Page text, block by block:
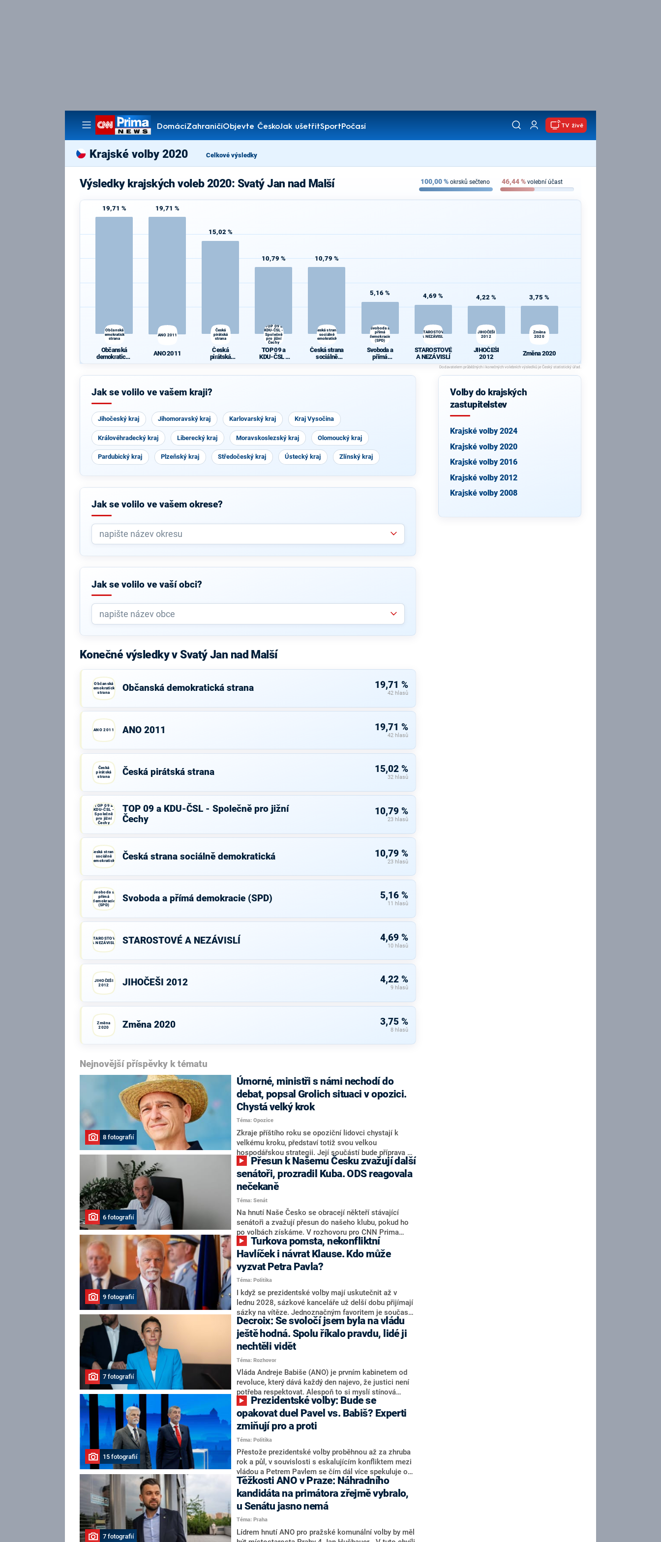
DomácíZahraničíObjevte ČeskoJak ušetřitSportPočasí
Pořady
TV živě
Krajské volby 2020 Celkové výsledky
Výsledky krajských voleb 2020: Svatý Jan nad Malší 100,00% okrsků sečteno 46,44% volební účast
19,71 %
Občanská
demokratická
strana
Občanská
demokratická
19,71 %
ANO 2011
ANO 2011
15,02 %
Česká
pirátská
strana
Česká
pirátská
10,79 %
TOP 09 a
KDU-ČSL -
Společně
pro jižní
Čechy
TOP 09 a
KDU-ČSL -
10,79 %
Česká strana
sociálně
demokratická
Česká strana
sociálně
5,16 %
Svoboda a
přímá
demokracie
(SPD)
Svoboda a
přímá
demokracie
4,69 %
STAROSTOVÉ
A NEZÁVISLÍ
STAROSTOVÉ
A NEZÁVISLÍ
4,22 %
JIHOČEŠI
2012
JIHOČEŠI
2012
3,75 %
Změna
2020
Změna 2020
Jak se volilo ve vašem kraji?
Jihočeský kraj Jihomoravský kraj Karlovarský kraj Kraj Vysočina
Královéhradecký kraj Liberecký kraj Moravskoslezský kraj Olomoucký kraj
Pardubický kraj Plzeňský kraj Středočeský kraj Ústecký kraj Zlínský kraj
Jak se volilo ve vašem okrese?
Jak se volilo ve vaší obci?
Konečné výsledky v Svatý Jan nad Malší
Občanská
demokratická
strana
Občanská demokratická strana 19,71 %
42 hlasů
ANO 2011 ANO 2011 19,71 %
42 hlasů
Česká
pirátská
strana
Česká pirátská strana 15,02 %
32 hlasů
TOP 09 a
KDU-ČSL -
Společně
pro jižní
Čechy
TOP 09 a KDU-ČSL - Společně pro jižní
Čechy
10,79 %
23 hlasů
Česká strana
sociálně
demokratická
Česká strana sociálně demokratická 10,79 %
23 hlasů
Svoboda a
přímá
demokracie
(SPD)
Svoboda a přímá demokracie (SPD) 5,16 %
11 hlasů
STAROSTOVÉ
A NEZÁVISLÍ
STAROSTOVÉ A NEZÁVISLÍ 4,69 %
10 hlasů
JIHOČEŠI
2012
JIHOČEŠI 2012 4,22 %
9 hlasů
Změna
2020
Změna 2020 3,75 %
8 hlasů
Nejnovější příspěvky k tématu
8 fotografií
Úmorné, ministři s námi nechodí do
debat, popsal Grolich situaci v opozici.
Chystá velký krok
Téma: Opozice
Zkraje příštího roku se opoziční lidovci chystají k
velkému kroku, představí totiž svou velkou
hospodářskou strategii. Její součástí bude příprava na
stárnutí populace, řekl ve středu na setkání s novináři
nový předseda lidovců Jan Grolich. Ten zároveň v
senátních volbách kandiduje ve Vyškově. Popsal i
aktivitu opozice, o níž vládní strany nebo političtí
komentátoři mluví jako o slabé a v defenzivě. „Je to
úmorná práce upozorňovat na chyby vlády. Ministři s
námi navíc nechodí do debat. Chceme ale ukazovat
svoje témata,“ odpověděl Grolich na dotaz CNN Prima
NEWS.
6 fotografií
senátoři, prozradil Kuba. ODS reagovala
nečekaně
Téma: Senát
Na hnutí Naše Česko se obracejí někteří stávající
senátoři a zvažují přesun do našeho klubu, pokud ho
po volbách získáme. V rozhovoru pro CNN Prima
NEWS to řekl zakladatel hnutí a jihočeský hejtman
Martin Kuba. Konkrétní nebyl, ale získat by takto mohl
například senátora Zdeňka Hrabu, který je dnes
součástí klubu ODS a TOP 09. Hraba to na dotaz
redakce nevyloučil. Předseda klubu senátorů ODS
Zdeněk Nytra redakci řekl, že počítá s odchodem
některých senátorů z klubu a že Naše Česko není
nepřítel, ale soupeř.
9 fotografií
Havlíček i návrat Klause. Kdo může
vyzvat Petra Pavla?
Téma: Politika
I když se prezidentské volby mají uskutečnit až v
lednu 2028, sázkové kanceláře už delší dobu přijímají
sázky na vítěze. Jednoznačným favoritem je současná
hlava státu Petr Pavel. Daleko za ním pak bookmakeři
zmiňují dva výrazné politiky ANO, tedy premiéra
Andreje Babiše a ministra průmyslu Karla Havlíčka.
Oblíbeným tipem samotných sázkařů je poslanec za
Motoristy Filip Turek. Politolog Jan Kubáček nicméně
o případné kandidatuře kohokoliv ze zmíněné trojice
značně pochybuje. Podle něj současná koalice dosud
nemá osobu, která by Pavlovi mohla konkurovat.
7 fotografií
Decroix: Se svoločí jsem byla na vládu
ještě hodná. Spolu říkalo pravdu, lidé ji
nechtěli vidět
Téma: Rozhovor
Vláda Andreje Babiše (ANO) je prvním kabinetem od
revoluce, který dává každý den najevo, že justici není
potřeba respektovat. Alespoň to si myslí stínová
ministryně spravedlnosti ODS Eva Decroix. V
rozhovoru pro CNN Prima NEWS si nebrala servítky
ohledně politického výkonu svého nástupce Jeronýma
Tejce (za ANO) či vládní zmocněnkyně pro lidská
práva Taťány Malé (ANO). Označením „svoloč“ na
adresu vlády prý byla ještě hodná. Decroix se také
vrátila k volební porážce koalice Spolu či promluvila o
hnutí Naše Česko Martina Kuby.
15 fotografií
opakovat duel Pavel vs. Babiš? Experti
zmiňují pro a proti
Téma: Politika
Přestože prezidentské volby proběhnou až za zhruba
rok a půl, v souvislosti s eskalujícím konfliktem mezi
vládou a Petrem Pavlem se čím dál více spekuluje o
tom, koho by do bitvy o Hrad mohla vyslat současná
koalice. Někteří političtí komentátoři znovu vytahují
jméno premiéra Andreje Babiše (ANO). Jak moc je
pravděpodobné, že se v prezidentských volbách 2028
bude znovu opakovat souboj z roku 2023?
7 fotografií
Těžkosti ANO v Praze: Náhradního
kandidáta na primátora zřejmě vybralo,
u Senátu jasno nemá
Téma: Praha
Lídrem hnutí ANO pro pražské komunální volby by měl
Volby do krajských
zastupitelstev
Krajské volby 2024
Krajské volby 2020
Krajské volby 2016
Krajské volby 2012
Krajské volby 2008